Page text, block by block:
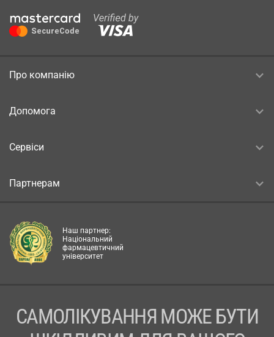
Про компанію
Допомога
Сервіси
Партнерам
Наш партнер:
Національний
фармацевтичний
університет
САМОЛІКУВАННЯ МОЖЕ БУТИ